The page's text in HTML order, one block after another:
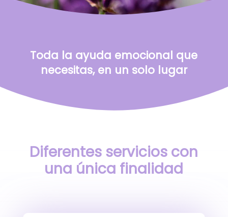
Toda la ayuda emocional que
necesitas, en un solo lugar
Diferentes servicios con
una única finalidad